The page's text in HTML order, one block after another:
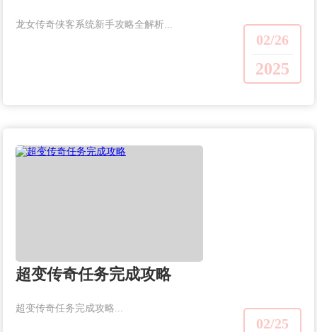
02/26
2025
龙女传奇侠客系统新手攻略全解析...
超变传奇任务完成攻略
02/25
超变传奇任务完成攻略...